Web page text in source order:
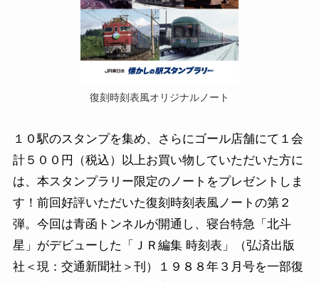
復刻時刻表風オリジナルノート
１０駅のスタンプを集め、さらにゴール店舗にて１会
計５００円（税込）以上お買い物していただいた方に
は、本スタンプラリー限定のノートをプレゼントしま
す！前回好評いただいた復刻時刻表風ノートの第２
弾。今回は青函トンネルが開通し、寝台特急「北斗
星」がデビューした「ＪＲ編集 時刻表」（弘済出版
社＜現：交通新聞社＞刊）１９８８年３月号を一部復